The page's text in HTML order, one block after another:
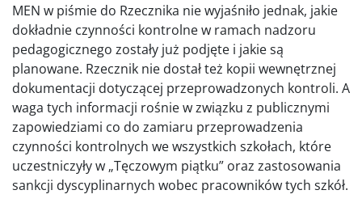
MEN w piśmie do Rzecznika nie wyjaśniło jednak, jakie
dokładnie czynności kontrolne w ramach nadzoru
pedagogicznego zostały już podjęte i jakie są
planowane. Rzecznik nie dostał też kopii wewnętrznej
dokumentacji dotyczącej przeprowadzonych kontroli. A
waga tych informacji rośnie w związku z publicznymi
zapowiedziami co do zamiaru przeprowadzenia
czynności kontrolnych we wszystkich szkołach, które
uczestniczyły w „Tęczowym piątku” oraz zastosowania
sankcji dyscyplinarnych wobec pracowników tych szkół.